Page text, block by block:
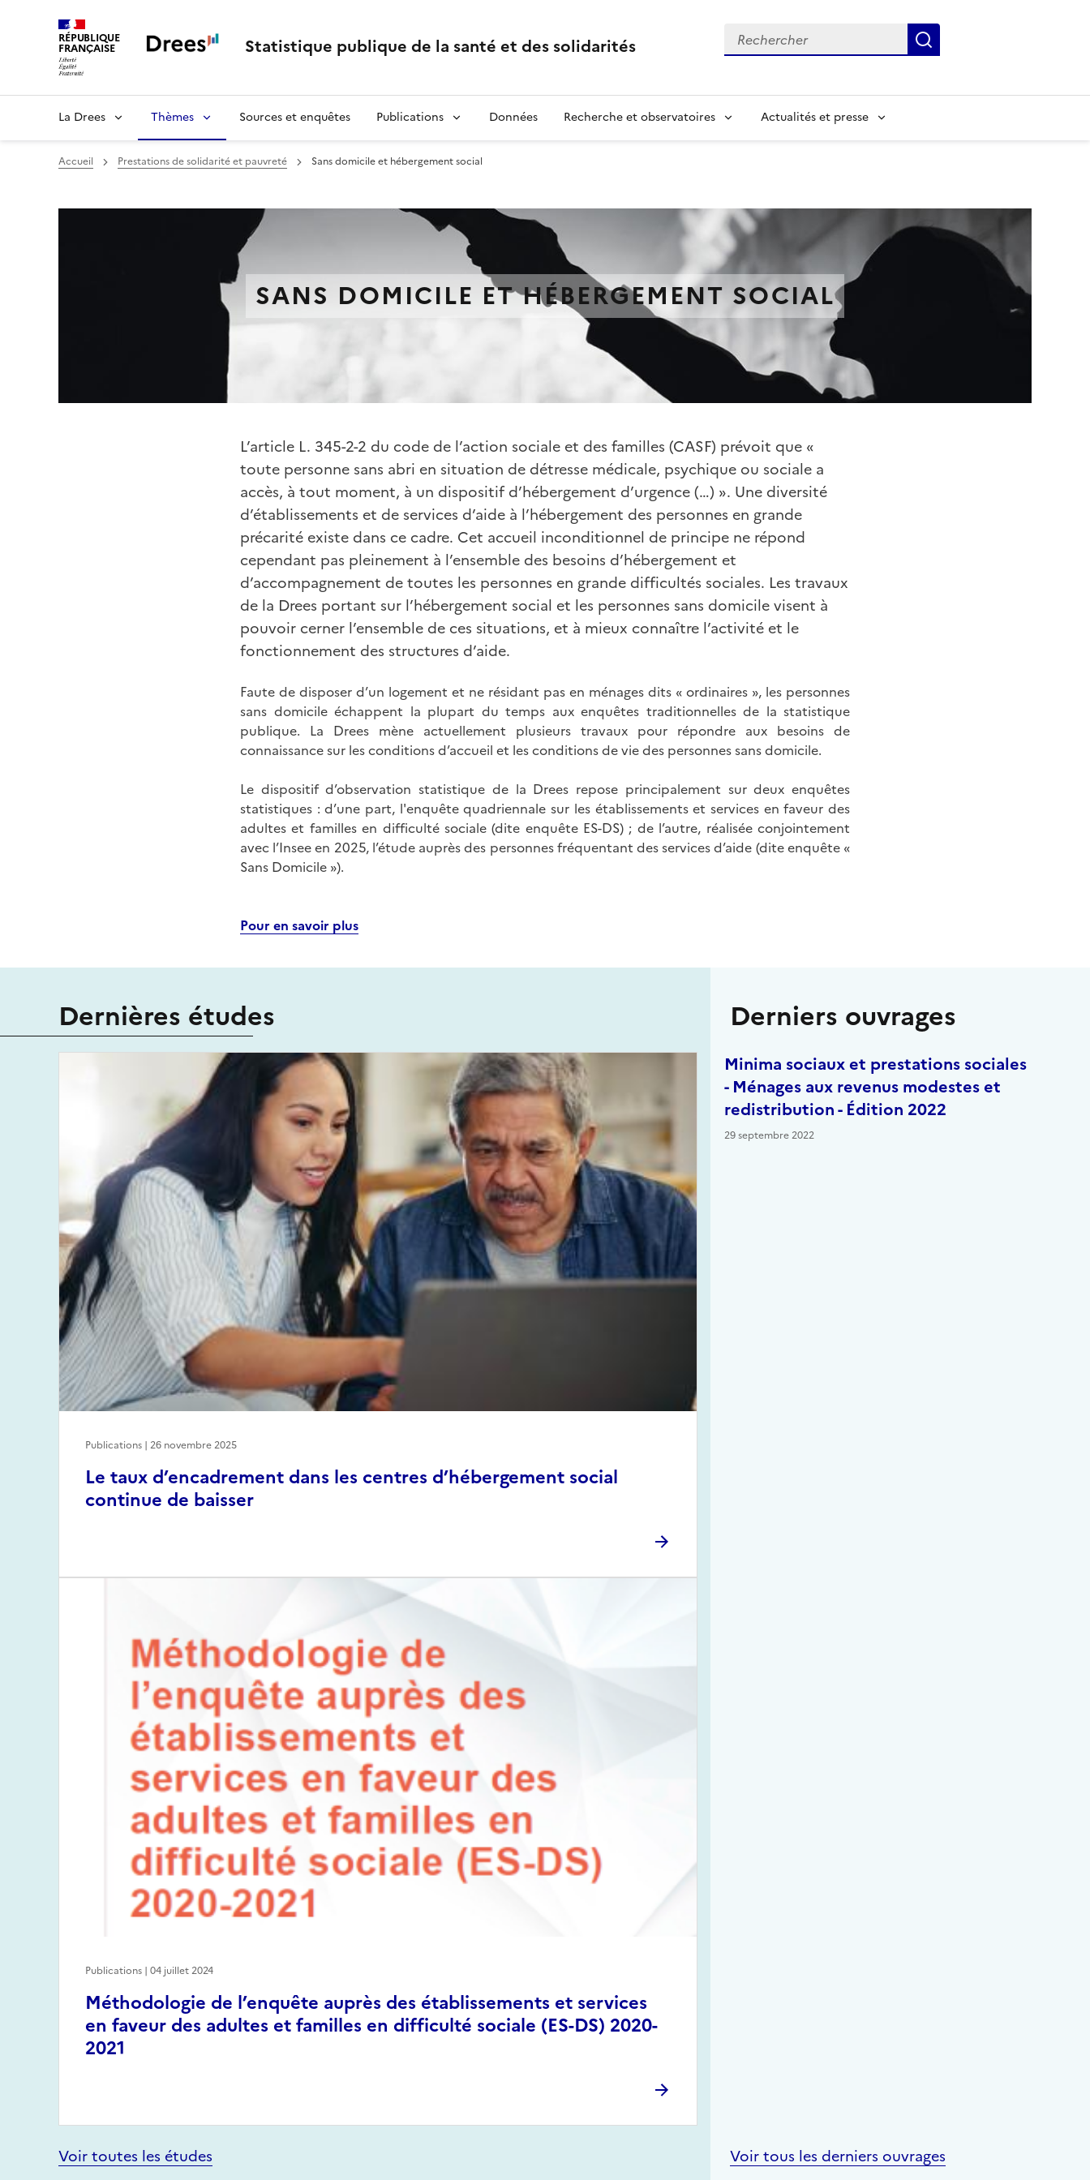
RÉPUBLIQUE
FRANÇAISE Statistique publique de la santé et des solidarités
Rechercher
Input to search in solr server by keyword
La Drees Thèmes Sources et enquêtes Publications Données Recherche et observatoires Actualités et presse
Accueil Prestations de solidarité et pauvreté Sans domicile et hébergement social
SANS DOMICILE ET HÉBERGEMENT SOCIAL
L’article L. 345-2-2 du code de l’action sociale et des familles (CASF) prévoit que «
toute personne sans abri en situation de détresse médicale, psychique ou sociale a
accès, à tout moment, à un dispositif d’hébergement d’urgence (…) ». Une diversité
d’établissements et de services d’aide à l’hébergement des personnes en grande
précarité existe dans ce cadre. Cet accueil inconditionnel de principe ne répond
cependant pas pleinement à l’ensemble des besoins d’hébergement et
d’accompagnement de toutes les personnes en grande difficultés sociales. Les travaux
de la Drees portant sur l’hébergement social et les personnes sans domicile visent à
pouvoir cerner l’ensemble de ces situations, et à mieux connaître l’activité et le
fonctionnement des structures d’aide.
Faute de disposer d’un logement et ne résidant pas en ménages dits « ordinaires », les personnes
sans domicile échappent la plupart du temps aux enquêtes traditionnelles de la statistique
publique. La Drees mène actuellement plusieurs travaux pour répondre aux besoins de
connaissance sur les conditions d’accueil et les conditions de vie des personnes sans domicile.
Le dispositif d’observation statistique de la Drees repose principalement sur deux enquêtes
statistiques : d’une part, l'enquête quadriennale sur les établissements et services en faveur des
adultes et familles en difficulté sociale (dite enquête ES-DS) ; de l’autre, réalisée conjointement
avec l’Insee en 2025, l’étude auprès des personnes fréquentant des services d’aide (dite enquête «
Sans Domicile »).
Pour en savoir plus
Dernières études
Le taux d’encadrement dans les centres d’hébergement social
continue de baisser
Publications | 26 novembre 2025
Méthodologie de l’enquête auprès des établissements et services
en faveur des adultes et familles en difficulté sociale (ES-DS) 2020-
2021
Publications | 04 juillet 2024
Voir toutes les études
Derniers ouvrages
Minima sociaux et prestations sociales
- Ménages aux revenus modestes et
redistribution - Édition 2022
29 septembre 2022
Voir tous les derniers ouvrages